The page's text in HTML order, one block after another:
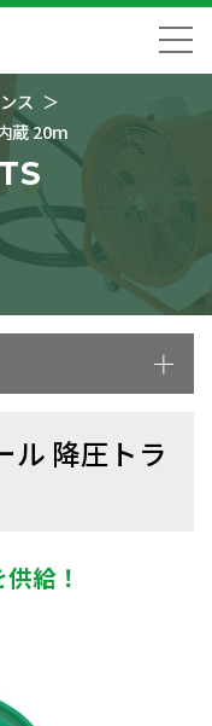
ス
蔵 20m
ル 降圧トラ
給！